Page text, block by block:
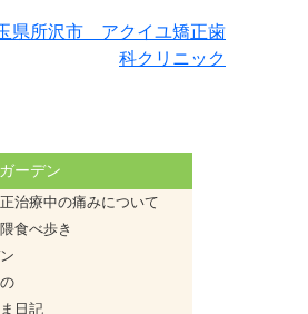
県所沢市 アクイユ矯正歯
科クリニック
ーデン
治療中の痛みについて
食べ歩き
日記